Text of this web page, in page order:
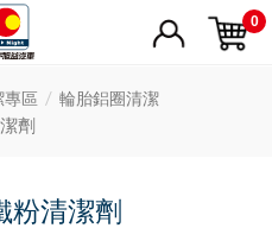
0
專區 輪胎鋁圈清潔
劑
粉清潔劑